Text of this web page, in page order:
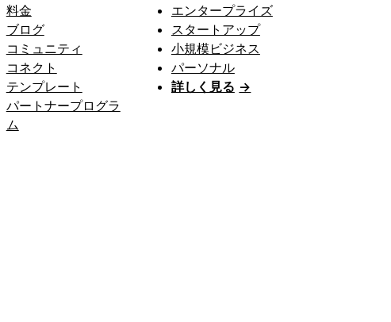
料金
ブログ
コミュニティ
コネクト
テンプレート
パートナープログラ
ム
エンタープライズ
スタートアップ
小規模ビジネス
パーソナル
詳しく見る →